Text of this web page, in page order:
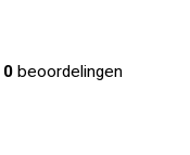
2,5 mm
0 beoordelingen